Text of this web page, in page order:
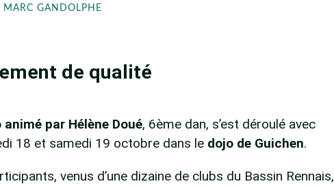
MARC GANDOLPHE
de qualité
animé par Hélène Doué, 6ème dan, s’est déroulé avec
18 et samedi 19 octobre dans le dojo de Guichen.
venus d’une dizaine de clubs du Bassin Rennais,